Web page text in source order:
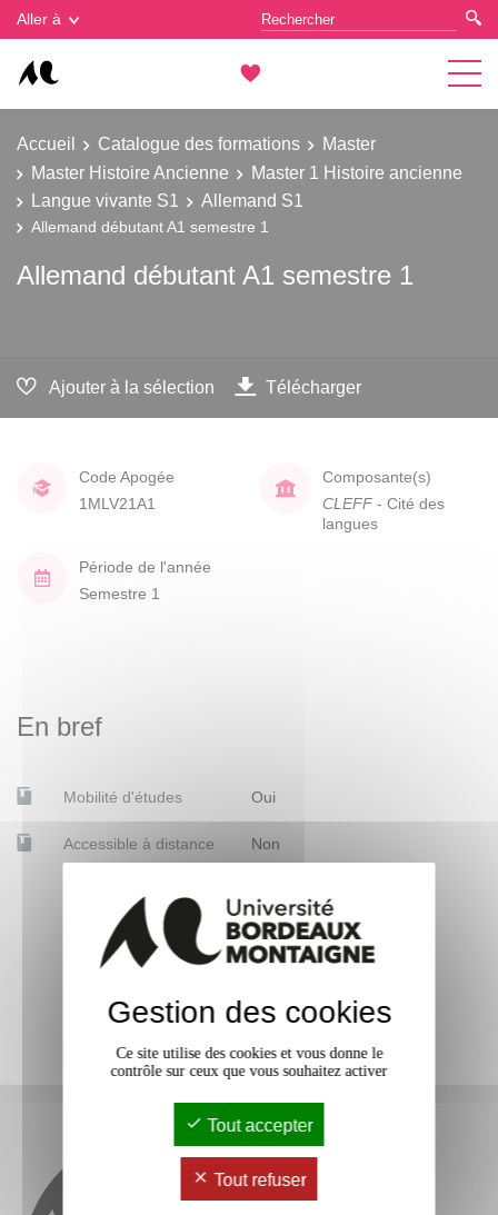
Aller à
Accueil Catalogue des formations
Master
Master Histoire Ancienne
Master 1 Histoire ancienne
Langue vivante S1
Allemand S1
Allemand débutant A1 semestre 1
Allemand débutant A1 semestre 1
Ajouter à la sélection Télécharger
Code Apogée
1MLV21A1
Composante(s)
CLEFF - Cité des
langues
Période de l'année
Semestre 1
En bref
Mobilité d'études Oui
Accessible à distance Non
Gestion des cookies
Gestion des cookies
Ce site utilise des cookies et vous donne le
contrôle sur ceux que vous souhaitez activer
Tout accepter
Tout refuser